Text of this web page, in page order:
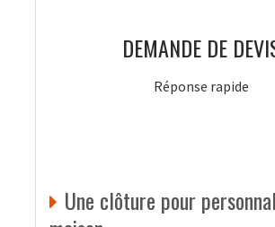
DEMANDE DE
Réponse rapide
Une clôture pour